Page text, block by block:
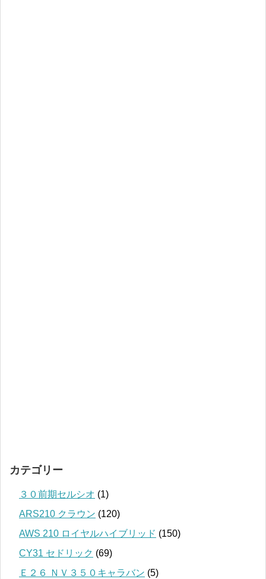
カテゴリー
３０前期セルシオ (1)
ARS210 クラウン (120)
AWS 210 ロイヤルハイブリッド (150)
CY31 セドリック (69)
Ｅ２６ ＮＶ３５０キャラバン (5)